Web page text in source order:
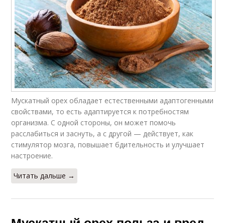
Мускатный орех обладает естественными адаптогенными
свойствами, то есть адаптируется к потребностям
организма. С одной стороны, он может помочь
расслабиться и заснуть, а с другой — действует, как
стимулятор мозга, повышает бдительность и улучшает
настроение.
Читать дальше →